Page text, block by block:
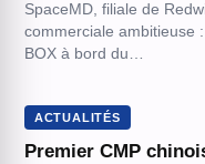
SpaceMD, filiale de
commerciale ambitieuse
BOX à bord du…
ACTUALITÉS
Premier CMP